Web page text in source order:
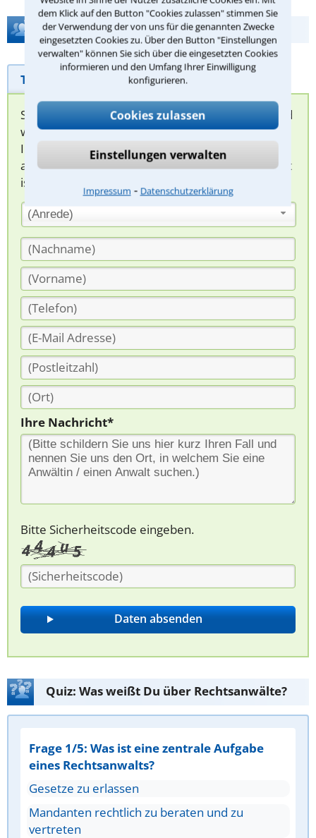
dem Klick auf den Button "Cookies zulassen" stimmen Sie
der Verwendung der von uns für die genannten Zwecke
eingesetzten Cookies zu. Über den Button "Einstellungen
verwalten" können Sie sich über die eingesetzten Cookies
informieren und den Umfang Ihrer Einwilligung
konfigurieren.
Cookies zulassen
Einstellungen verwalten
Impressum ⁃ Datenschutzerklärung
Hilfe bei Ihrer Anwaltsuche?
Telefonhilfe Beratungsanfrage
Sie können hier Ihren Fall schildern. Anschließend
werden sich spezialisierte Rechtsanwälte bei
Ihnen melden, um das weitere Vorgehen
abzuklären. Die Rückmeldung durch einen Anwalt
ist für Sie kostenlos.
(Anrede)
Ihre Nachricht*
Bitte Sicherheitscode eingeben.
Quiz: Was weißt Du über Rechtsanwälte?
Frage 1/5: Was ist eine zentrale Aufgabe
eines Rechtsanwalts?
Gesetze zu erlassen
Mandanten rechtlich zu beraten und zu
vertreten